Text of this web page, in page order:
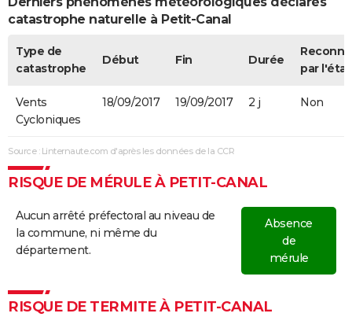
catastrophe naturelle à Petit-Canal
Type de
catastrophe
Début Fin Durée
par l'état
Vents
Cycloniques
18/09/2017 19/09/2017 2 j Non
Source : Linternaute.com d'après les données de la CCR
RISQUE DE MÉRULE À PETIT-CANAL
Aucun arrêté préfectoral au niveau de
la commune, ni même du
département.
Absence
de
mérule
RISQUE DE TERMITE À PETIT-CANAL